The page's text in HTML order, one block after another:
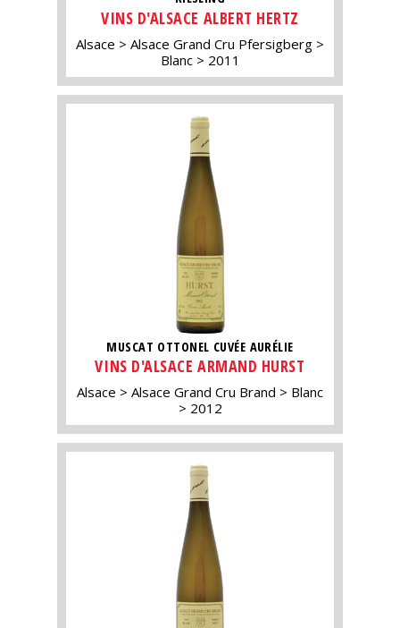
VINS D'ALSACE ALBERT HERTZ
Alsace
Alsace Grand Cru Pfersigberg
Blanc
2011
MUSCAT OTTONEL CUVÉE AURÉLIE
VINS D'ALSACE ARMAND HURST
Alsace Alsace Grand Cru Brand
Blanc
2012